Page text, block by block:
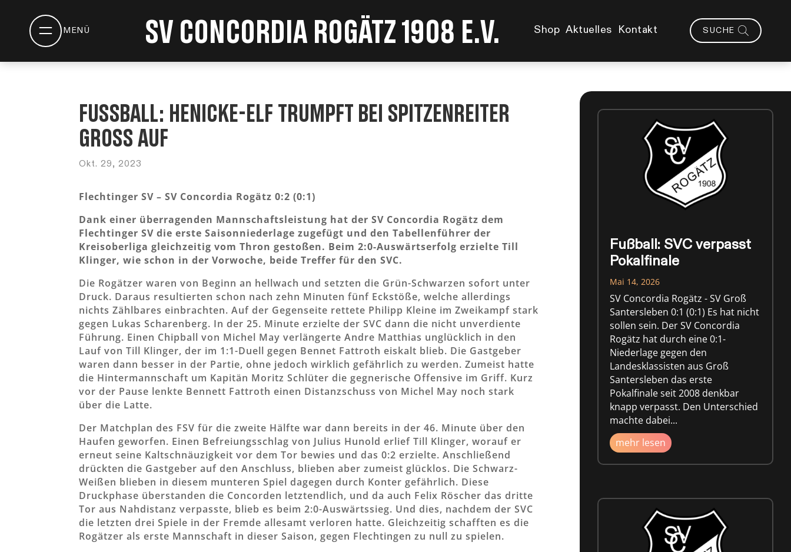
SV Concordia Rogätz 1908 e.V. SUCHE
Shop Aktuelles Kontakt
Fußball: Henicke-Elf trumpft bei Spitzenreiter
groß auf
Okt. 29, 2023
Flechtinger SV – SV Concordia Rogätz 0:2 (0:1)
Dank einer überragenden Mannschaftsleistung hat der SV Concordia Rogätz dem
Flechtinger SV die erste Saisonniederlage zugefügt und den Tabellenführer der
Kreisoberliga gleichzeitig vom Thron gestoßen. Beim 2:0-Auswärtserfolg erzielte Till
Klinger, wie schon in der Vorwoche, beide Treffer für den SVC.
Die Rogätzer waren von Beginn an hellwach und setzten die Grün-Schwarzen sofort unter
Druck. Daraus resultierten schon nach zehn Minuten fünf Eckstöße, welche allerdings
nichts Zählbares einbrachten. Auf der Gegenseite rettete Philipp Kleine im Zweikampf stark
gegen Lukas Scharenberg. In der 25. Minute erzielte der SVC dann die nicht unverdiente
Führung. Einen Chipball von Michel May verlängerte Andre Matthias unglücklich in den
Lauf von Till Klinger, der im 1:1-Duell gegen Bennet Fattroth eiskalt blieb. Die Gastgeber
waren dann besser in der Partie, ohne jedoch wirklich gefährlich zu werden. Zumeist hatte
die Hintermannschaft um Kapitän Moritz Schlüter die gegnerische Offensive im Griff. Kurz
vor der Pause lenkte Bennett Fattroth einen Distanzschuss von Michel May noch stark
über die Latte.
Der Matchplan des FSV für die zweite Hälfte war dann bereits in der 46. Minute über den
Haufen geworfen. Einen Befreiungsschlag von Julius Hunold erlief Till Klinger, worauf er
erneut seine Kaltschnäuzigkeit vor dem Tor bewies und das 0:2 erzielte. Anschließend
drückten die Gastgeber auf den Anschluss, blieben aber zumeist glücklos. Die Schwarz-
Weißen blieben in diesem munteren Spiel dagegen durch Konter gefährlich. Diese
Druckphase überstanden die Concorden letztendlich, und da auch Felix Röscher das dritte
Tor aus Nahdistanz verpasste, blieb es beim 2:0-Auswärtssieg. Und dies, nachdem der SVC
die letzten drei Spiele in der Fremde allesamt verloren hatte. Gleichzeitig schafften es die
Rogätzer als erste Mannschaft in dieser Saison, gegen Flechtingen zu null zu spielen.
Fußball: SVC verpasst
Pokalfinale
Mai 14, 2026
SV Concordia Rogätz - SV Groß
Santersleben 0:1 (0:1) Es hat nicht
sollen sein. Der SV Concordia
Rogätz hat durch eine 0:1-
Niederlage gegen den
Landesklassisten aus Groß
Santersleben das erste
Pokalfinale seit 2008 denkbar
knapp verpasst. Den Unterschied
machte dabei...
mehr lesen